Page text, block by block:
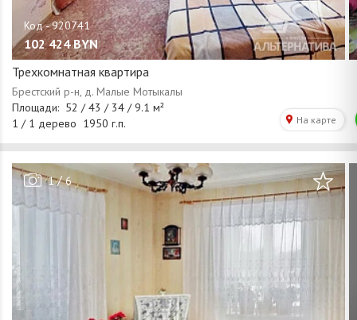
102 424 BYN
Трехкомнатная квартира
1/6